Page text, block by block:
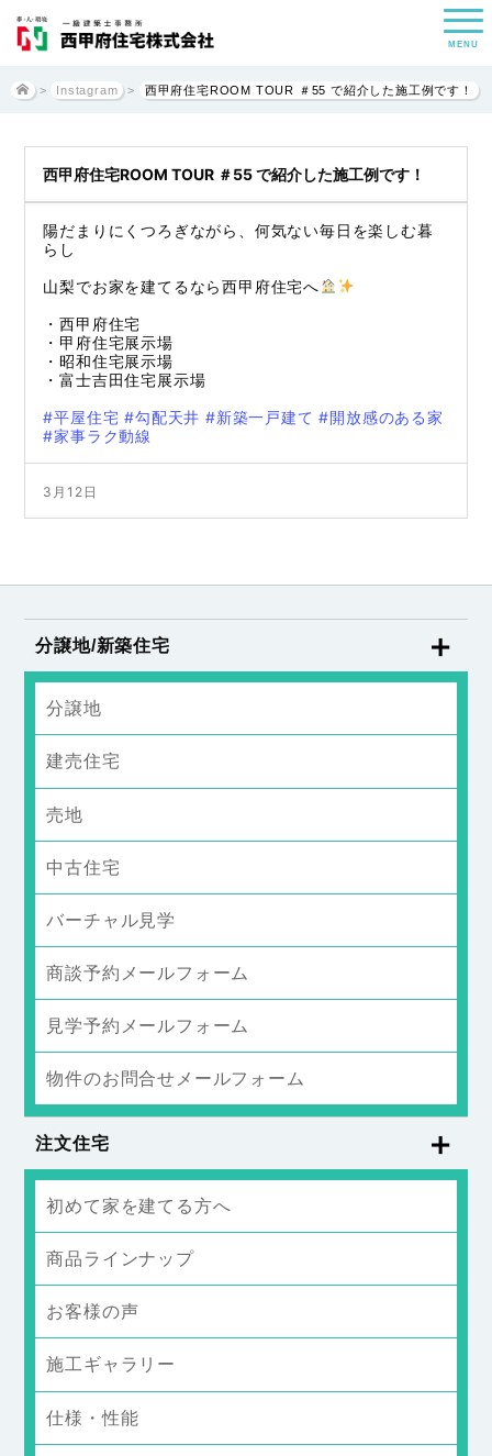
MENU
> Instagram > 西甲府住宅ROOM TOUR ＃55 で紹介した施工例です！
西甲府住宅ROOM TOUR ＃55 で紹介した施工例です！
陽だまりにくつろぎながら、何気ない毎日を楽しむ暮
らし
山梨でお家を建てるなら西甲府住宅へ
・西甲府住宅
・甲府住宅展示場
・昭和住宅展示場
・富士吉田住宅展示場
#平屋住宅 #勾配天井 #新築一戸建て #開放感のある家
#家事ラク動線
3月12日
分譲地/新築住宅
分譲地
建売住宅
売地
中古住宅
バーチャル見学
商談予約メールフォーム
見学予約メールフォーム
物件のお問合せメールフォーム
注文住宅
初めて家を建てる方へ
商品ラインナップ
お客様の声
施工ギャラリー
仕様・性能